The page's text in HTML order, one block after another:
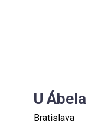
U Ábela
Bratislava